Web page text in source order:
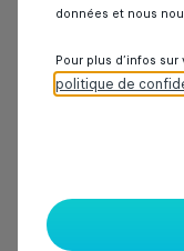
Kia picanto
80 000 km
données et nous
Pour plus d’infos
politique de